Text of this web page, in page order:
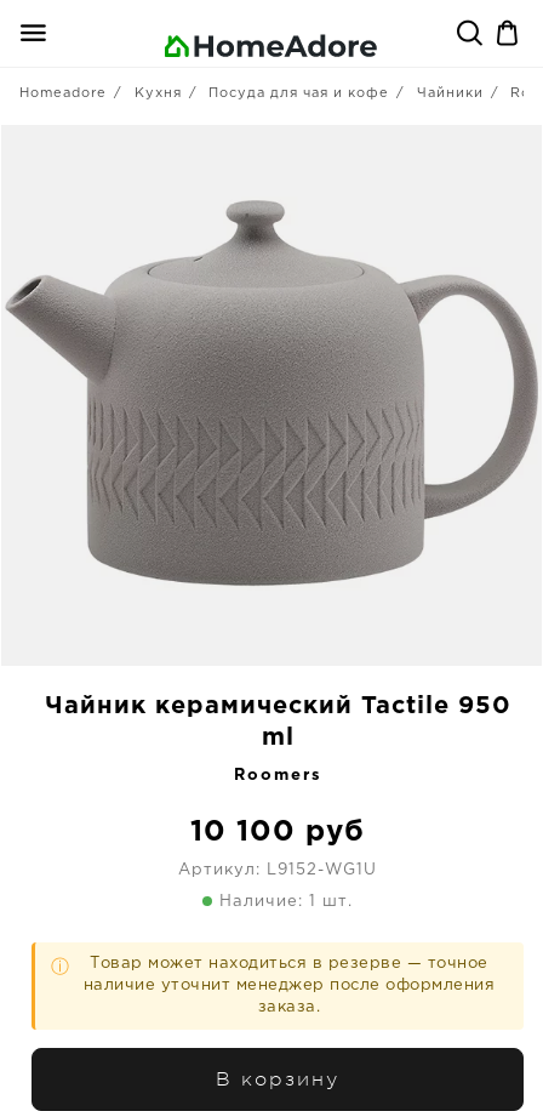
Homeadore Кухня Посуда для чая и кофе Чайники
Чайник керамический Tactile 950
ml
Roomers
10 100 руб
Артикул: L9152-WG1U
Наличие: 1 шт.
ⓘ
Товар может находиться в резерве — точное
наличие уточнит менеджер после оформления
заказа.
В корзину